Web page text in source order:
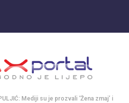
Mediji su je prozvali ‘Žena zmaj’ i